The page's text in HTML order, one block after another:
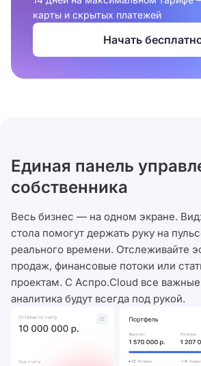
карты и скрытых платежей
Начать
Единая панель
собственника
Весь бизнес — на одном экране.
стола помогут держать руку на
реального времени. Отслеживайте
продаж, финансовые потоки или
проектам. С Аспро.Cloud все
аналитика будут всегда под рукой.